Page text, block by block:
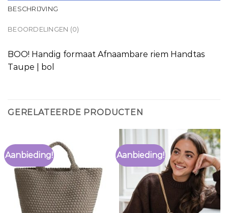
BESCHRIJVING
BEOORDELINGEN (0)
BOO! Handig formaat Afnaambare riem Handtas
Taupe | bol
GERELATEERDE PRODUCTEN
Aanbieding! Aanbieding!